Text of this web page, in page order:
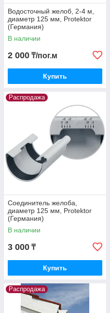
Водосточный желоб, 2-4 м,
диаметр 125 мм, Protektor
(Германия)
В наличии
2 000 ₸/пог.м
Купить
Распродажа
Соединитель желоба,
диаметр 125 мм, Protektor
(Германия)
В наличии
3 000 ₸
Купить
Распродажа